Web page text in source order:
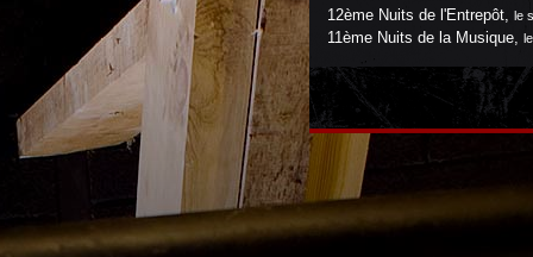
12ème Nuits de l'Entrepôt, le
11ème Nuits de la Musique,